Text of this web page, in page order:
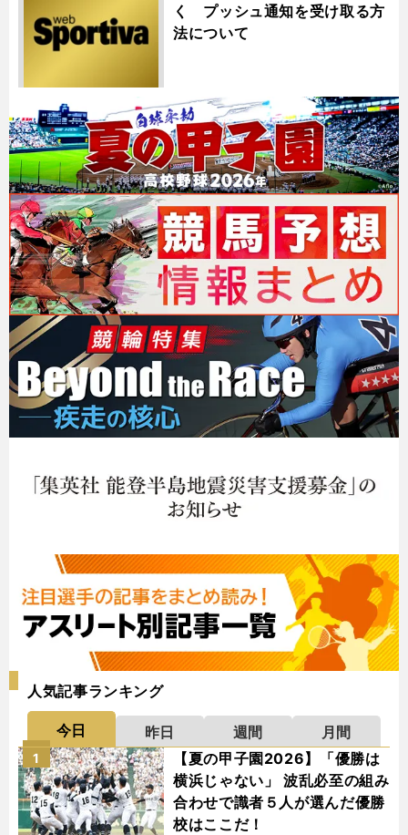
く プッシュ通知を受け取る方
法について
人気記事ランキング
今日 昨日 週間
月間
【夏の甲子園2026】「優勝は
横浜じゃない」 波乱必至の組み
合わせで識者５人が選んだ優勝
校はここだ！
1